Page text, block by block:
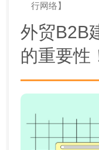
行网络】
外贸B2B
的重要性